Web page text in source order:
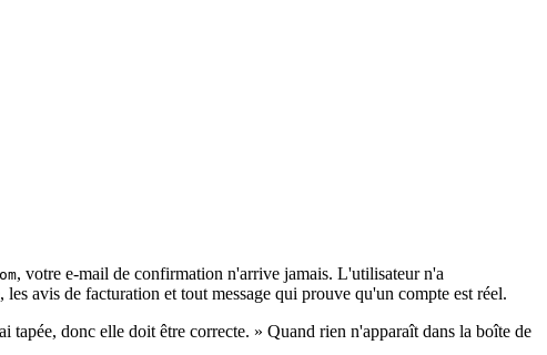
, votre e‑mail de confirmation n'arrive jamais. L'utilisateur n'a
avis de facturation et tout message qui prouve qu'un compte est réel.
tapée, donc elle doit être correcte. » Quand rien n'apparaît dans la boîte de